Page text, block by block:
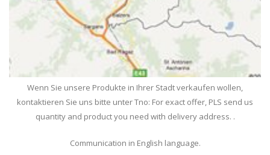
Wenn Sie unsere Produkte in Ihrer Stadt verkaufen wollen,
kontaktieren Sie uns bitte unter Tno: For exact offer, PLS send us
quantity and product you need with delivery address. .
Communication in English language.